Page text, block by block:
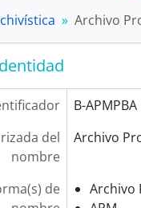
Archivo
B-APMPBA
del
nombre
Archivo
de
Archivo